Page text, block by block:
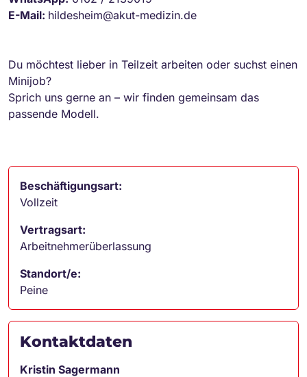
E-Mail: hildesheim@akut-medizin.de
Du möchtest lieber in Teilzeit arbeiten oder suchst einen
Minijob?
Sprich uns gerne an – wir finden gemeinsam das
passende Modell.
Beschäftigungsart:
Vollzeit
Vertragsart:
Arbeitnehmerüberlassung
Standort/e:
Peine
Kontaktdaten
Kristin Sagermann